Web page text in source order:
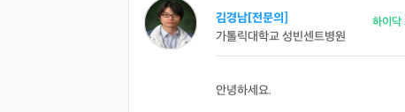
김경남[전문의]
가톨릭대학교 성빈센트병원
하이닥
안녕하세요.